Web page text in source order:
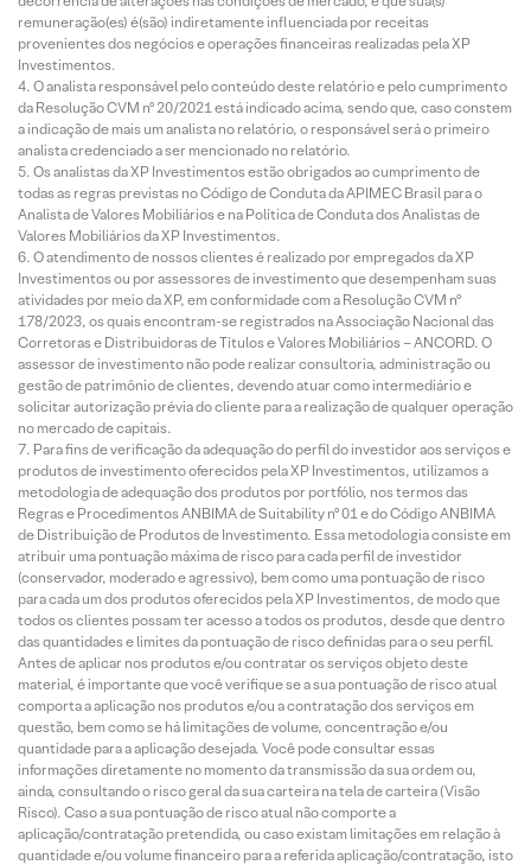
remuneração(es) é(são) indiretamente influenciada por receitas
provenientes dos negócios e operações financeiras realizadas pela XP
Investimentos.
O analista responsável pelo conteúdo deste relatório e pelo cumprimento
da Resolução CVM nº 20/2021 está indicado acima, sendo que, caso constem
a indicação de mais um analista no relatório, o responsável será o primeiro
analista credenciado a ser mencionado no relatório.
Os analistas da XP Investimentos estão obrigados ao cumprimento de
todas as regras previstas no Código de Conduta da APIMEC Brasil para o
Analista de Valores Mobiliários e na Política de Conduta dos Analistas de
Valores Mobiliários da XP Investimentos.
O atendimento de nossos clientes é realizado por empregados da XP
Investimentos ou por assessores de investimento que desempenham suas
atividades por meio da XP, em conformidade com a Resolução CVM nº
178/2023, os quais encontram-se registrados na Associação Nacional das
Corretoras e Distribuidoras de Títulos e Valores Mobiliários – ANCORD. O
assessor de investimento não pode realizar consultoria, administração ou
gestão de patrimônio de clientes, devendo atuar como intermediário e
solicitar autorização prévia do cliente para a realização de qualquer operação
no mercado de capitais.
Para fins de verificação da adequação do perfil do investidor aos serviços e
produtos de investimento oferecidos pela XP Investimentos, utilizamos a
metodologia de adequação dos produtos por portfólio, nos termos das
Regras e Procedimentos ANBIMA de Suitability nº 01 e do Código ANBIMA
de Distribuição de Produtos de Investimento. Essa metodologia consiste em
atribuir uma pontuação máxima de risco para cada perfil de investidor
(conservador, moderado e agressivo), bem como uma pontuação de risco
para cada um dos produtos oferecidos pela XP Investimentos, de modo que
todos os clientes possam ter acesso a todos os produtos, desde que dentro
das quantidades e limites da pontuação de risco definidas para o seu perfil.
Antes de aplicar nos produtos e/ou contratar os serviços objeto deste
material, é importante que você verifique se a sua pontuação de risco atual
comporta a aplicação nos produtos e/ou a contratação dos serviços em
questão, bem como se há limitações de volume, concentração e/ou
quantidade para a aplicação desejada. Você pode consultar essas
informações diretamente no momento da transmissão da sua ordem ou,
ainda, consultando o risco geral da sua carteira na tela de carteira (Visão
Risco). Caso a sua pontuação de risco atual não comporte a
aplicação/contratação pretendida, ou caso existam limitações em relação à
quantidade e/ou volume financeiro para a referida aplicação/contratação, isto